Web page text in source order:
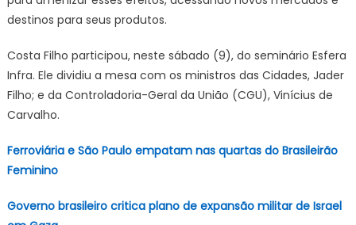
destinos para seus produtos.
Costa Filho participou, neste sábado (9), do seminário Esfera
Infra. Ele dividiu a mesa com os ministros das Cidades, Jader
Filho; e da Controladoria-Geral da União (CGU), Vinícius de
Carvalho.
Ferroviária e São Paulo empatam nas quartas do Brasileirão
Feminino
Governo brasileiro critica plano de expansão militar de Israel